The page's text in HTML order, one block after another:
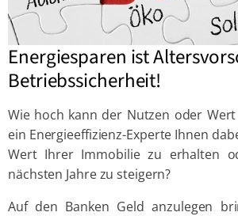
Energiesparen ist
Betriebssicherheit!
Wie hoch kann der Nutzen oder
ein Energieeffizienz-Experte Ihnen
Wert Ihrer Immobilie zu erhalten
nächsten Jahre zu steigern?
Auf den Banken Geld anzulegen